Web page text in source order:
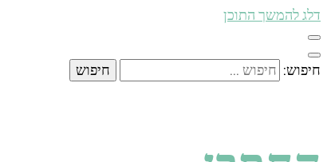
דלג להמשך התוכן
חיפוש: